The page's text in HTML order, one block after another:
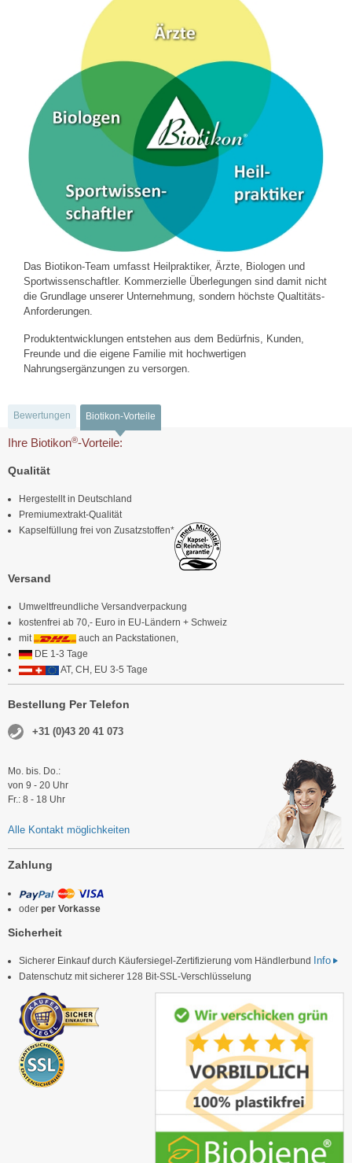
Das Biotikon-Team umfasst Heilpraktiker, Ärzte, Biologen und
Sportwissenschaftler. Kommerzielle Überlegungen sind damit nicht
die Grundlage unserer Unternehmung, sondern höchste Qualtitäts-
Anforderungen.
Produktentwicklungen entstehen aus dem Bedürfnis, Kunden,
Freunde und die eigene Familie mit hochwertigen
Nahrungsergänzungen zu versorgen.
Bewertungen Biotikon-Vorteile
Ihre Biotikon®-Vorteile:
Qualität
Hergestellt in Deutschland
Premiumextrakt-Qualität
Kapselfüllung frei von Zusatzstoffen*
Versand
Umweltfreundliche Versandverpackung
kostenfrei ab 70,- Euro in EU-Ländern + Schweiz
mit
auch an Packstationen,
DE 1-3 Tage
AT, CH, EU 3-5 Tage
Bestellung Per Telefon
+31 (0)43 20 41 073
Mo. bis. Do.:
von 9 - 20 Uhr
Fr.: 8 - 18 Uhr
Alle Kontakt möglichkeiten
Zahlung
oder per Vorkasse
Sicherheit
Sicherer Einkauf durch Käufersiegel-Zertifizierung vom Händlerbund Info
Datenschutz mit sicherer 128 Bit-SSL-Verschlüsselung